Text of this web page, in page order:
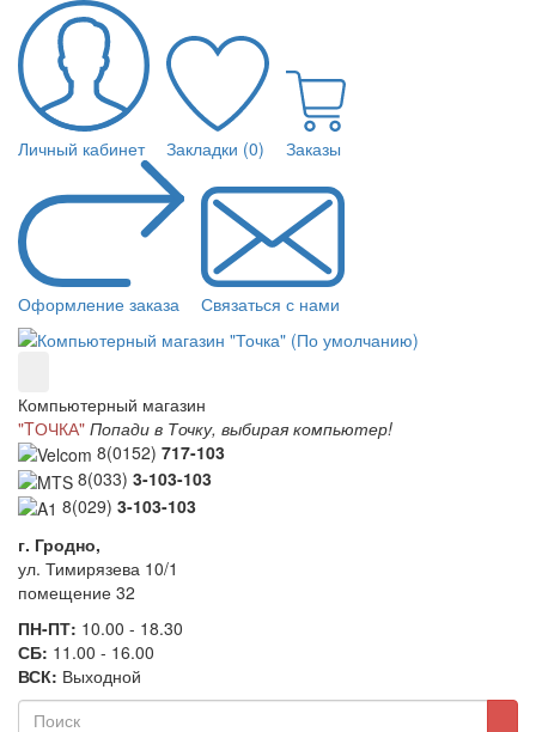
Личный кабинет Закладки (0) Заказы
Оформление заказа Связаться с нами
Компьютерный магазин
"TОЧКА" Попади в Точку, выбирая компьютер!
8(0152) 717-103
8(033) 3-103-103
8(029) 3-103-103
г. Гродно,
ул. Тимирязева 10/1
помещение 32
ПН-ПТ: 10.00 - 18.30
СБ: 11.00 - 16.00
ВСК: Выходной